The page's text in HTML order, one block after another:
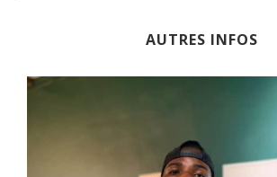
AUTRES INFOS